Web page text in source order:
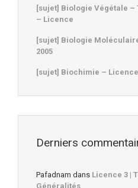
[sujet] Biologie Végétale –
– Licence
[sujet] Biologie
2005
[sujet] Biochimie –
Derniers
Pafadnam dans Licence 3 |
Généralités